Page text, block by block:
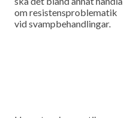
om resistensproblematik
vid svampbehandlingar.